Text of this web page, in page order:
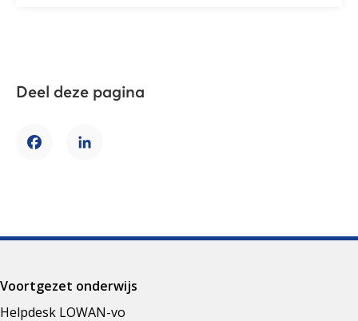
Deel deze pagina
FacebookLinkedIn
Voortgezet onderwijs
Helpdesk LOWAN-vo